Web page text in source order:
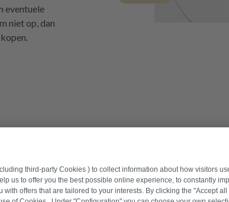
eventuele
niet op, dan